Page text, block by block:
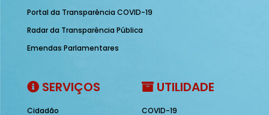
Portal da Transparência COVID-19
Radar da Transparência Pública
Emendas Parlamentares
SERVIÇOS
Cidadão
UTILIDADE
COVID-19